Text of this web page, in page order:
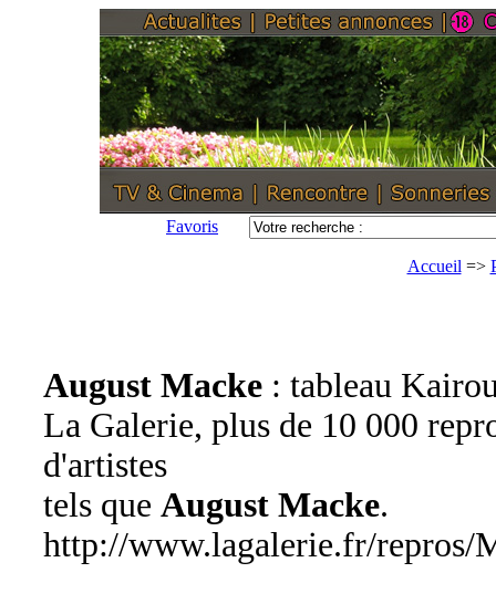
Favoris
Accueil =>
August Macke: tableau
La Galerie, plus de 10 000
d'artistes
tels que August Macke.
http://www.lagalerie.fr/repros/